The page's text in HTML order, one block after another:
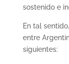
sostenido e
En tal
entre
siguientes: